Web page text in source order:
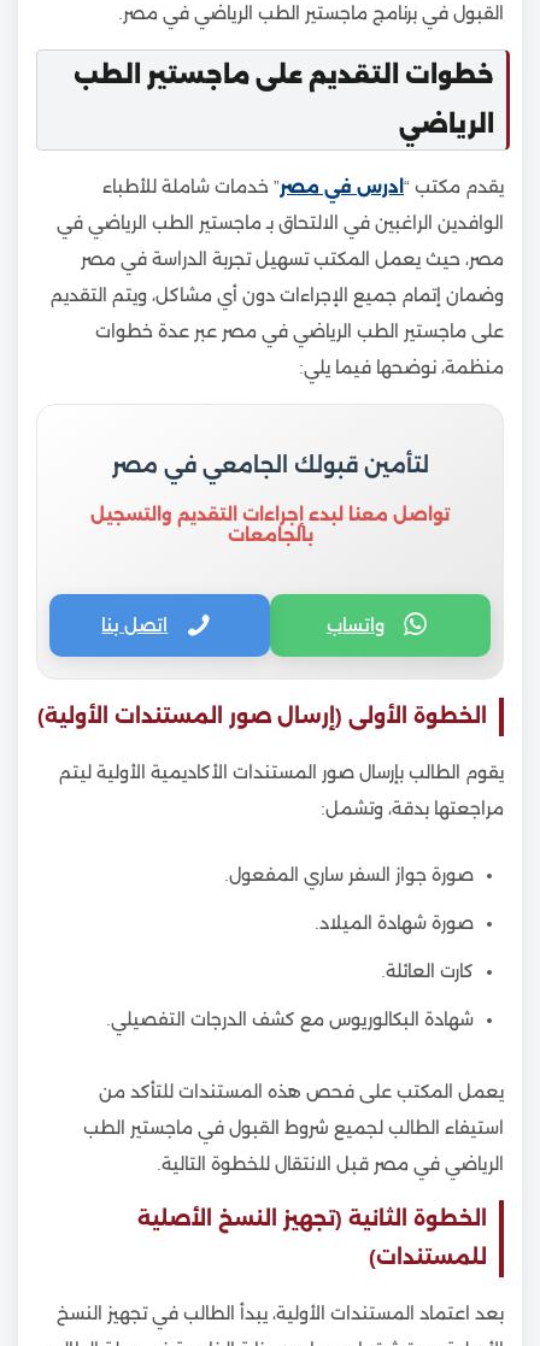
القبول في برنامج ماجستير الطب الرياضي في مصر.
خطوات التقديم على ماجستير الطب
الرياضي
يقدم مكتب “ ادرس في مصر” خدمات شاملة للأطباء
الوافدين الراغبين في الالتحاق بـ ماجستير الطب الرياضي في
مصر، حيث يعمل المكتب تسهيل تجربة الدراسة في مصر
وضمان إتمام جميع الإجراءات دون أي مشاكل، ويتم التقديم
على ماجستير الطب الرياضي في مصر عبر عدة خطوات
منظمة، نوضحها فيما يلي:
لتأمين قبولك الجامعي في مصر
تواصل معنا لبدء إجراءات التقديم والتسجيل
بالجامعات
واتساب اتصل بنا
الخطوة الأولى (إرسال صور المستندات الأولية)
يقوم الطالب بإرسال صور المستندات الأكاديمية الأولية ليتم
مراجعتها بدقة، وتشمل:
صورة جواز السفر ساري المفعول.
صورة شهادة الميلاد.
كارت العائلة.
شهادة البكالوريوس مع كشف الدرجات التفصيلي.
يعمل المكتب على فحص هذه المستندات للتأكد من
استيفاء الطالب لجميع شروط القبول في ماجستير الطب
الرياضي في مصر قبل الانتقال للخطوة التالية.
الخطوة الثانية (تجهيز النسخ الأصلية
للمستندات)
بعد اعتماد المستندات الأولية، يبدأ الطالب في تجهيز النسخ